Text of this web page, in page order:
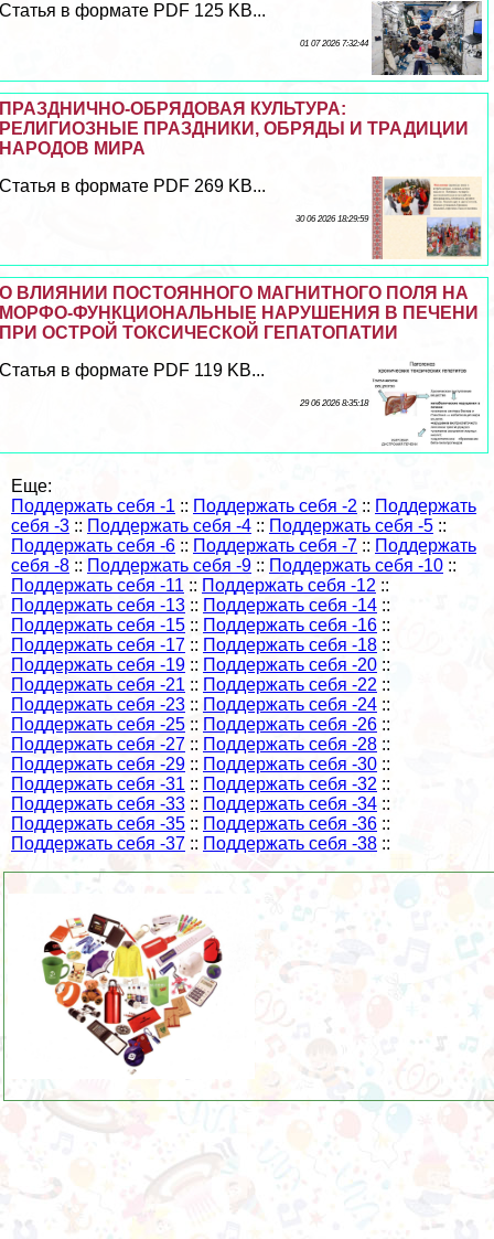
Статья в формате PDF 125 KB...
01 07 2026 7:32:44
ПРАЗДНИЧНО-ОБРЯДОВАЯ КУЛЬТУРА:
РЕЛИГИОЗНЫЕ ПРАЗДНИКИ, ОБРЯДЫ И ТРАДИЦИИ
НАРОДОВ МИРА
Статья в формате PDF 269 KB...
30 06 2026 18:29:59
О ВЛИЯНИИ ПОСТОЯННОГО МАГНИТНОГО ПОЛЯ НА
МОРФО-ФУНКЦИОНАЛЬНЫЕ НАРУШЕНИЯ В ПЕЧЕНИ
ПРИ ОСТРОЙ ТОКСИЧЕСКОЙ ГЕПАТОПАТИИ
Статья в формате PDF 119 KB...
29 06 2026 8:35:18
Еще:
Поддержать себя -1 :: Поддержать себя -2 :: Поддержать
себя -3 :: Поддержать себя -4 :: Поддержать себя -5 ::
Поддержать себя -6 :: Поддержать себя -7 :: Поддержать
себя -8 :: Поддержать себя -9 :: Поддержать себя -10 ::
Поддержать себя -11 :: Поддержать себя -12 ::
Поддержать себя -13 :: Поддержать себя -14 ::
Поддержать себя -15 :: Поддержать себя -16 ::
Поддержать себя -17 :: Поддержать себя -18 ::
Поддержать себя -19 :: Поддержать себя -20 ::
Поддержать себя -21 :: Поддержать себя -22 ::
Поддержать себя -23 :: Поддержать себя -24 ::
Поддержать себя -25 :: Поддержать себя -26 ::
Поддержать себя -27 :: Поддержать себя -28 ::
Поддержать себя -29 :: Поддержать себя -30 ::
Поддержать себя -31 :: Поддержать себя -32 ::
Поддержать себя -33 :: Поддержать себя -34 ::
Поддержать себя -35 :: Поддержать себя -36 ::
Поддержать себя -37 :: Поддержать себя -38 ::